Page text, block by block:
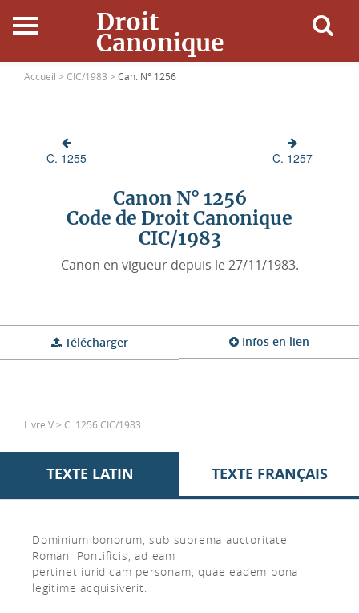
Droit
Canonique
Accueil
Ressources
Accueil > CIC/1983 > Can. N° 1256
C. 1255 C. 1257
Canon N° 1256
Code de Droit Canonique
CIC/1983
Canon en vigueur depuis le 27/11/1983.
Télécharger Infos en lien
Livre V > C. 1256 CIC/1983
TEXTE LATIN TEXTE FRANÇAIS
Dominium bonorum, sub suprema auctoritate
Romani Pontificis, ad eam
pertinet iuridicam personam, quae eadem bona
legitime acquisiverit.